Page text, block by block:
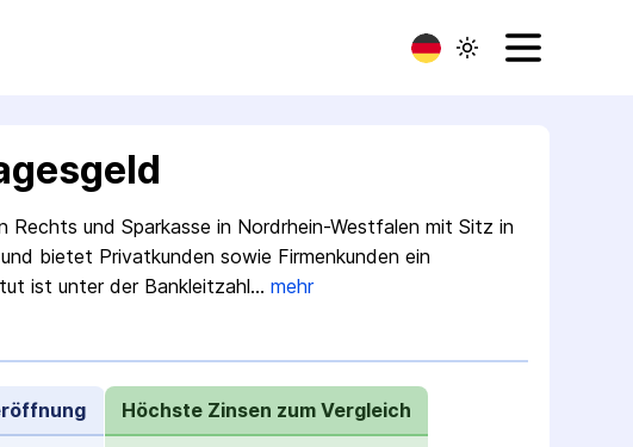
und Sparkasse in Nordrhein-Westfalen mit Sitz in
bietet Privat­kunden sowie Firmen­kunden ein
ist unter der Bankleitzahl… mehr
Höchste Zinsen zum Vergleich